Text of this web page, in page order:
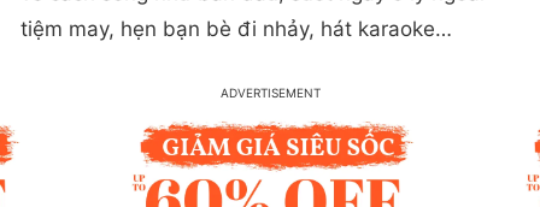
tiệm may, hẹn bạn bè đi nhảy, hát karaoke…